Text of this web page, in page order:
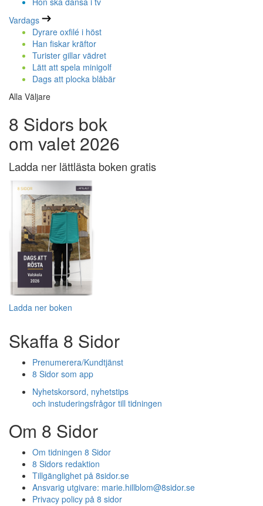
Vardags
Dyrare oxfilé i höst
Han fiskar kräftor
Turister gillar vädret
Lätt att spela minigolf
Dags att plocka blåbär
Alla Väljare
8 Sidors bok
om valet 2026
Ladda ner lättlästa boken gratis
Ladda ner boken
Skaffa 8 Sidor
Prenumerera/Kundtjänst
8 Sidor som app
Nyhetskorsord, nyhetstips
och instuderingsfrågor till tidningen
Om 8 Sidor
Om tidningen 8 Sidor
8 Sidors redaktion
Tillgänglighet på 8sidor.se
Ansvarig utgivare: marie.hillblom@8sidor.se
Privacy policy på 8 sidor